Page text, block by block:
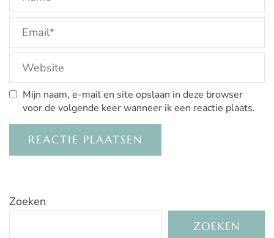
Mijn naam, e-mail en site opslaan in deze browser
voor de volgende keer wanneer ik een reactie plaats.
Zoeken
ZOEKEN